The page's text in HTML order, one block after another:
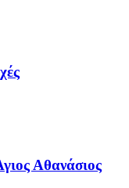
Αθανάσιος